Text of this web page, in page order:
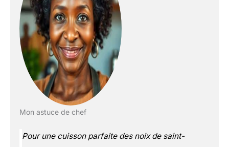
Mon astuce de chef
Pour une cuisson parfaite des noix de saint-